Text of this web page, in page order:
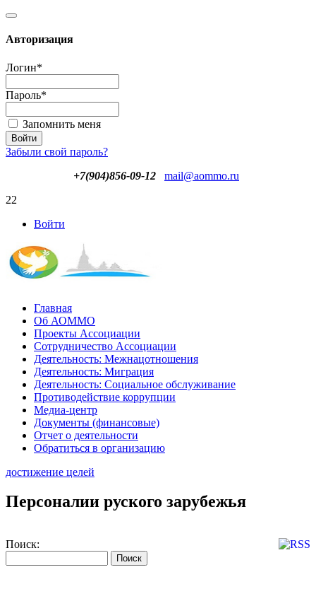
Авторизация
Логин*
Пароль*
Запомнить меня
Забыли свой пароль?
+7(904)856-09-12
mail@aommo.ru
22
Войти
Главная
Об АОММО
Проекты Ассоциации
Сотрудничество Ассоциации
Деятельность: Межнацотношения
Деятельность: Миграция
Деятельность: Социальное обслуживание
Противодействие коррупции
Медиа-центр
Документы (финансовые)
Отчет о деятельности
Обратиться в организацию
достижение целей
Персоналии руского зарубежья
Поиск: